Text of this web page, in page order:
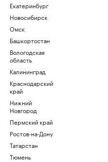
Екатеринбург
Новосибирск
Омск
Башкортостан
Вологодская
область
Калининград
Краснодарский
край
Нижний
Новгород
Пермский край
Ростов-на-Дону
Татарстан
Тюмень